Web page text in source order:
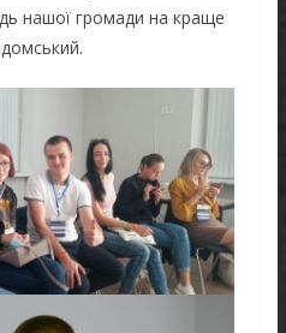
нашої громади на краще